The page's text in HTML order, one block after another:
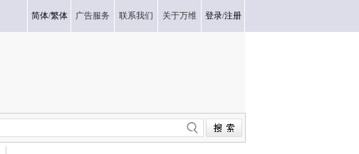
简体/繁体 广告服务 联系我们 关于万维 登录/注册